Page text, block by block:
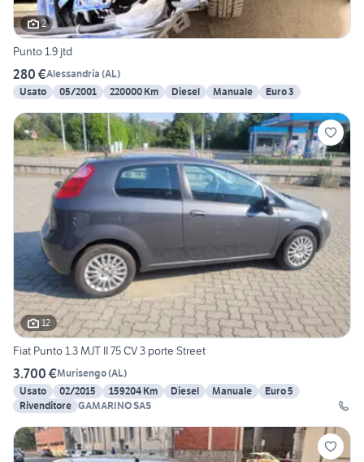
2
Punto 1.9 jtd
280 €Alessandria (AL)
Usato
05/2001 220000 Km Diesel Manuale Euro 3
12
Fiat Punto 1.3 MJT II 75 CV 3 porte Street
3.700 €Murisengo(AL)
Usato
02/2015 159204 Km Diesel Manuale
Euro 5
Rivenditore GAMARINO SAS